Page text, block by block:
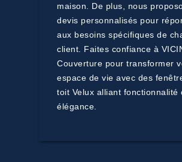
maison. De plus, nous
devis personnalisés pour
aux besoins spécifiques de
client. Faites confiance à
Couverture pour transformer
espace de vie avec des
toit Velux alliant fonctionnalité
élégance.